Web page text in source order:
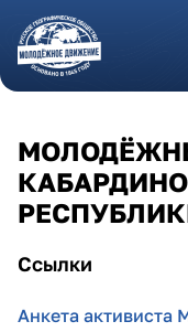
Перейти к
Ссылки
Анкета